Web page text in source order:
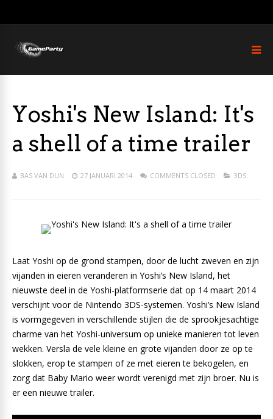
Yoshi's New Island: It's
a shell of a time trailer
BAS VAN DUN 27 JANUARI 2014 COMMENTS CLOSED 3DS
Laat Yoshi op de grond stampen, door de lucht zweven en zijn
vijanden in eieren veranderen in Yoshi’s New Island, het
nieuwste deel in de Yoshi-platformserie dat op 14 maart 2014
verschijnt voor de Nintendo 3DS-systemen. Yoshi’s New Island
is vormgegeven in verschillende stijlen die de sprookjesachtige
charme van het Yoshi-universum op unieke manieren tot leven
wekken. Versla de vele kleine en grote vijanden door ze op te
slokken, erop te stampen of ze met eieren te bekogelen, en
zorg dat Baby Mario weer wordt verenigd met zijn broer. Nu is
er een nieuwe trailer.